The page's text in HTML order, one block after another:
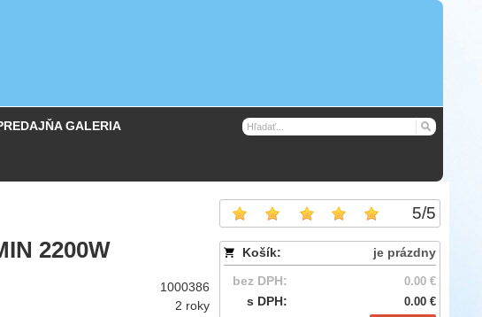
GALERIA
5/5
Košík:
je prázdny
bez DPH:
0.00 €
s DPH: 0.00 €
2200W
1000386
2 roky